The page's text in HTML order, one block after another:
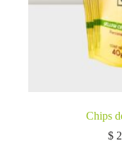
Chips
$